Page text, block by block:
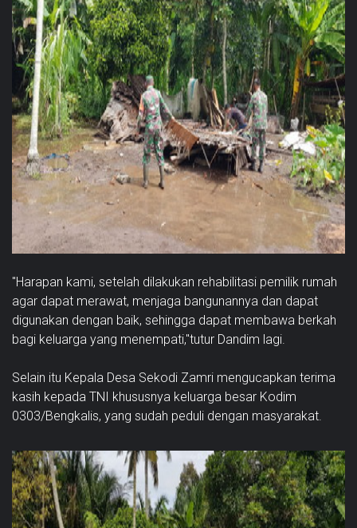
"Harapan kami, setelah dilakukan rehabilitasi pemilik rumah
agar dapat merawat, menjaga bangunannya dan dapat
digunakan dengan baik, sehingga dapat membawa berkah
bagi keluarga yang menempati,"tutur Dandim lagi.
Selain itu Kepala Desa Sekodi Zamri mengucapkan terima
kasih kepada TNI khususnya keluarga besar Kodim
0303/Bengkalis, yang sudah peduli dengan masyarakat.